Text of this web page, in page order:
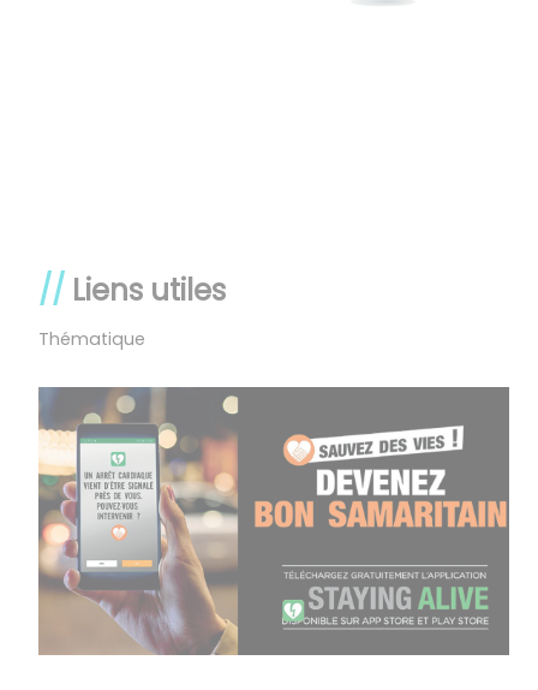
Liens utiles
Thématique